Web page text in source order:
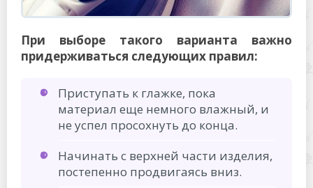
При выборе такого варианта важно
придерживаться следующих правил:
Приступать к глажке, пока
материал еще немного влажный, и
не успел просохнуть до конца.
Начинать с верхней части изделия,
постепенно продвигаясь вниз.